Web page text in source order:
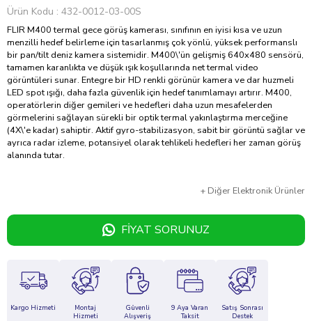
Ürün Kodu 432-0012-03-00S
FLIR M400 termal gece görüş kamerası, sınıfının en iyisi kısa ve uzun
menzilli hedef belirleme için tasarlanmış çok yönlü, yüksek performanslı
bir pan/tilt deniz kamera sistemidir. M400\'ün gelişmiş 640x480 sensörü,
tamamen karanlıkta ve düşük ışık koşullarında net termal video
görüntüleri sunar. Entegre bir HD renkli görünür kamera ve dar huzmeli
LED spot ışığı, daha fazla güvenlik için hedef tanımlamayı artırır. M400,
operatörlerin diğer gemileri ve hedefleri daha uzun mesafelerden
görmelerini sağlayan sürekli bir optik termal yakınlaştırma merceğine
(4X\'e kadar) sahiptir. Aktif gyro-stabilizasyon, sabit bir görüntü sağlar ve
ayrıca radar izleme, potansiyel olarak tehlikeli hedefleri her zaman görüş
alanında tutar.
+ Diğer Elektronik Ürünler
FIYAT SORUNUZ
Kargo Hizmeti
Montaj
Hizmeti
Güvenli
Alışveriş
9 Aya Varan
Taksit
Satış Sonrası
Destek